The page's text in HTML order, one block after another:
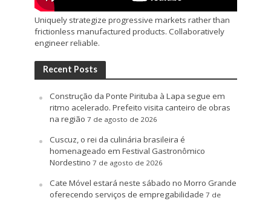
Uniquely strategize progressive markets rather than
frictionless manufactured products. Collaboratively
engineer reliable.
Recent Posts
Construção da Ponte Pirituba à Lapa segue em
ritmo acelerado. Prefeito visita canteiro de obras
na região 7 de agosto de 2026
Cuscuz, o rei da culinária brasileira é
homenageado em Festival Gastronômico
Nordestino 7 de agosto de 2026
Cate Móvel estará neste sábado no Morro Grande
oferecendo serviços de empregabilidade 7 de